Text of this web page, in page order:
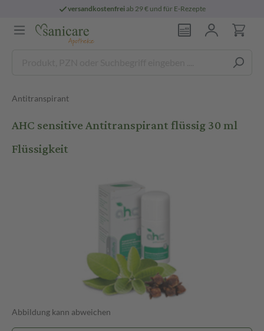
versandkostenfreiab 29 € und für E-Rezepte
Antitranspirant
AHC sensitive Antitranspirant flüssig 30 ml
Flüssigkeit
Abbildung kann abweichen